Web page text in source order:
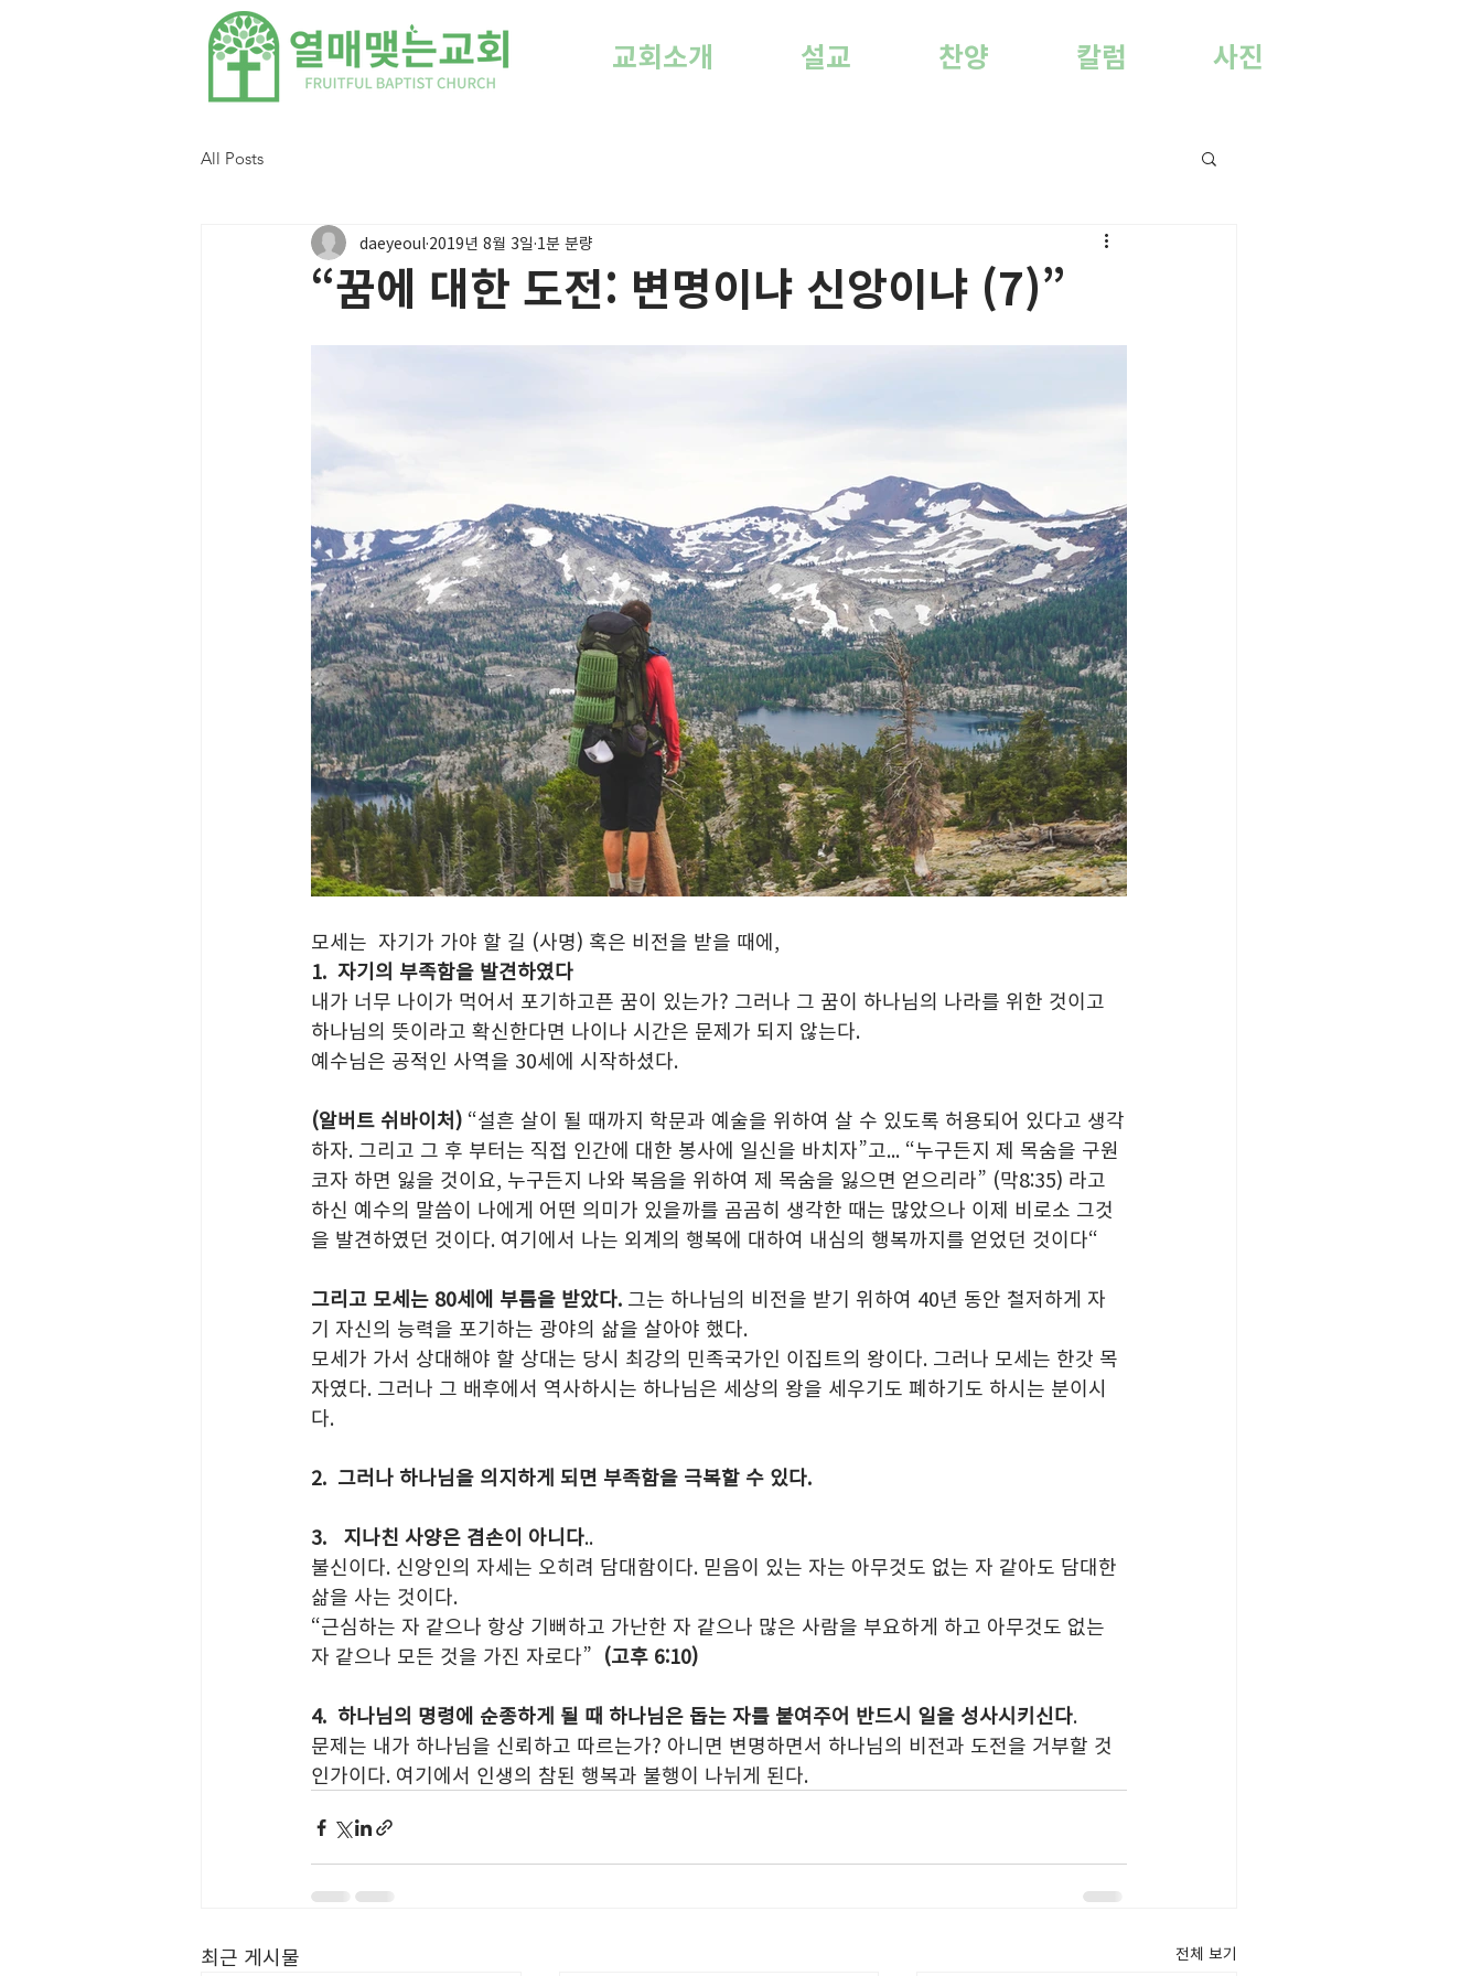
교회소개 설교 찬양 칼럼 사진
All Posts
“꿈에 대한 도전: 변명이냐 신앙이냐 (7)”
daeyeoul 2019년 8월 3일 1분 분량
모세는  자기가 가야 할 길 (사명) 혹은 비전을 받을 때에,
1.  자기의 부족함을 발견하였다
내가 너무 나이가 먹어서 포기하고픈 꿈이 있는가? 그러나 그 꿈이 하나님의 나라를 위한 것이고
하나님의 뜻이라고 확신한다면 나이나 시간은 문제가 되지 않는다.
예수님은 공적인 사역을 30세에 시작하셨다.
(알버트 쉬바이처) “설흔 살이 될 때까지 학문과 예술을 위하여 살 수 있도록 허용되어 있다고 생각
하자. 그리고 그 후 부터는 직접 인간에 대한 봉사에 일신을 바치자”고... “누구든지 제 목숨을 구원
코자 하면 잃을 것이요, 누구든지 나와 복음을 위하여 제 목숨을 잃으면 얻으리라” (막8:35) 라고
하신 예수의 말씀이 나에게 어떤 의미가 있을까를 곰곰히 생각한 때는 많았으나 이제 비로소 그것
을 발견하였던 것이다. 여기에서 나는 외계의 행복에 대하여 내심의 행복까지를 얻었던 것이다“
그리고 모세는 80세에 부름을 받았다. 그는 하나님의 비전을 받기 위하여 40년 동안 철저하게 자
기 자신의 능력을 포기하는 광야의 삶을 살아야 했다.
모세가 가서 상대해야 할 상대는 당시 최강의 민족국가인 이집트의 왕이다. 그러나 모세는 한갓 목
자였다. 그러나 그 배후에서 역사하시는 하나님은 세상의 왕을 세우기도 폐하기도 하시는 분이시
다.
2.  그러나 하나님을 의지하게 되면 부족함을 극복할 수 있다.
3.   지나친 사양은 겸손이 아니다..
불신이다. 신앙인의 자세는 오히려 담대함이다. 믿음이 있는 자는 아무것도 없는 자 같아도 담대한
삶을 사는 것이다.
“근심하는 자 같으나 항상 기뻐하고 가난한 자 같으나 많은 사람을 부요하게 하고 아무것도 없는
자 같으나 모든 것을 가진 자로다” (고후 6:10)
4.  하나님의 명령에 순종하게 될 때 하나님은 돕는 자를 붙여주어 반드시 일을 성사시키신다.
문제는 내가 하나님을 신뢰하고 따르는가? 아니면 변명하면서 하나님의 비전과 도전을 거부할 것
인가이다. 여기에서 인생의 참된 행복과 불행이 나뉘게 된다.
최근 게시물 전체 보기